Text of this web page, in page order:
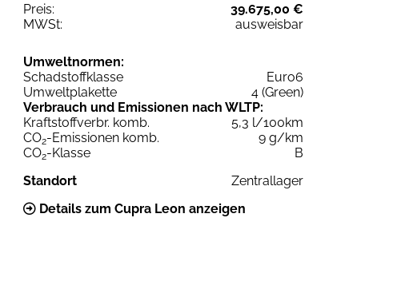
Preis:
39.675,00 €
MWSt:
ausweisbar
Umweltnormen:
Schadstoffklasse
Euro6
Umweltplakette
4 (Green)
Verbrauch und Emissionen nach WLTP:
Kraftstoffverbr. komb.
5,3 l/100km
CO2-Emissionen komb.
9 g/km
CO2-Klasse
B
Standort
Zentrallager
Details zum Cupra Leon anzeigen